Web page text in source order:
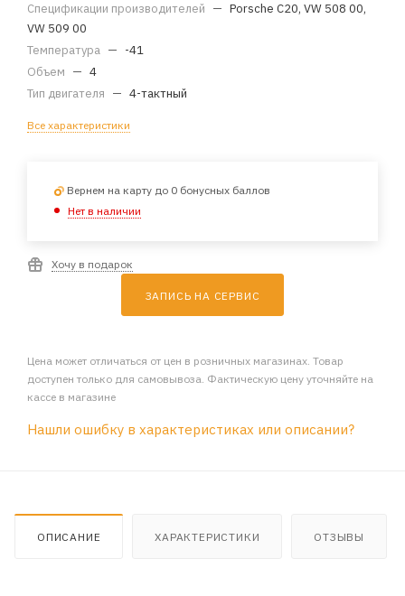
Спецификации производителей — Porsche C20, VW 508 00,
VW 509 00
Температура — -41
Объем — 4
Тип двигателя — 4-тактный
Все характеристики
Вернем на карту до 0 бонусных баллов
Нет в наличии
Хочу в подарок
ЗАПИСЬ НА СЕРВИС
Цена может отличаться от цен в розничных магазинах. Товар
доступен только для самовывоза. Фактическую цену уточняйте на
кассе в магазине
Нашли ошибку в характеристиках или описании?
ОПИСАНИЕ ХАРАКТЕРИСТИКИ ОТЗЫВЫ